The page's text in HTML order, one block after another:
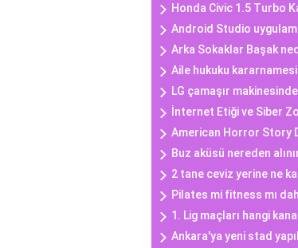
Honda Civic 1.5 Turbo
Android Studio
Arka Sokaklar Başak
Aile hukuku
LG çamaşır
İnternet Etiği ve Siber
American Horror Story
Buz aküsü nereden
2 tane ceviz yerine ne
Pilates mi fitness mı
1. Lig maçları hangi
Ankara'ya yeni stad